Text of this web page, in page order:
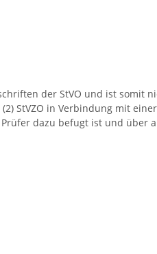
der StVO und ist somit
StVZO in Verbindung mit
dazu befugt ist und über